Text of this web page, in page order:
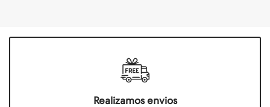
Realizamos envios